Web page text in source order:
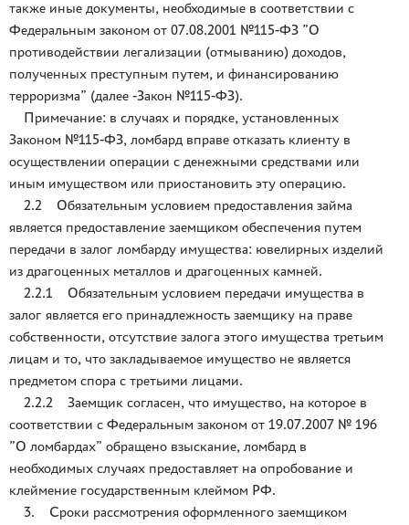
также иные документы, необходимые в соответствии с
Федеральным законом от 07.08.2001 №115-ФЗ ”О
противодействии легализации (отмыванию) доходов,
полученных преступным путем, и финансированию
терроризма” (далее -Закон №115-ФЗ).
Примечание: в случаях и порядке, установленных
Законом №115-ФЗ, ломбард вправе отказать клиенту в
осуществлении операции с денежными средствами или
иным имуществом или приостановить эту операцию.
2.2 Обязательным условием предоставления займа
является предоставление заемщиком обеспечения путем
передачи в залог ломбарду имущества: ювелирных изделий
из драгоценных металлов и драгоценных камней.
2.2.1 Обязательным условием передачи имущества в
залог является его принадлежность заемщику на праве
собственности, отсутствие залога этого имущества третьим
лицам и то, что закладываемое имущество не является
предметом спора с третьими лицами.
2.2.2 Заемщик согласен, что имущество, на которое в
соответствии с Федеральным законом от 19.07.2007 № 196
”О ломбардах” обращено взыскание, ломбард в
необходимых случаях предоставляет на опробование и
клеймение государственным клеймом РФ.
3. Сроки рассмотрения оформленного заемщиком